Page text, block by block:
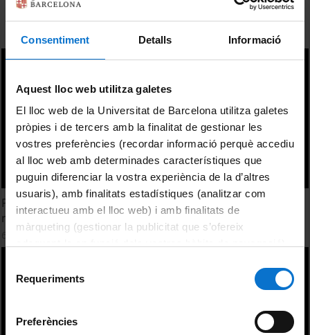
Consentiment Detalls Informació
Aquest lloc web utilitza galetes
El lloc web de la Universitat de Barcelona utilitza galetes
pròpies i de tercers amb la finalitat de gestionar les
vostres preferències (recordar informació perquè accediu
al lloc web amb determinades característiques que
puguin diferenciar la vostra experiència de la d’altres
usuaris), amb finalitats estadístiques (analitzar com
interactueu amb el lloc web) i amb finalitats de
màrqueting (gestionar la publicitat que s’ofereix
consultar laPolítica de galetes del lloc web de la
Requeriments
Preferències
Petrographic and mineralogical study of hydraulic
mortars from the arhaeological site of Sela
6 Junio, 2017